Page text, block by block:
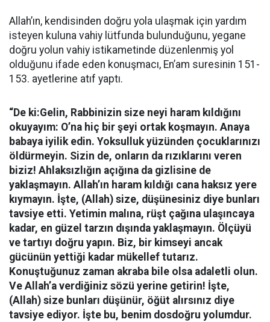
Allah’ın, kendisinden doğru yola ulaşmak için yardım
isteyen kuluna vahiy lütfunda bulunduğunu, yegane
doğru yolun vahiy istikametinde düzenlenmiş yol
olduğunu ifade eden konuşmacı, En’am suresinin 151-
153. ayetlerine atıf yaptı.
“De ki:Gelin, Rabbinizin size neyi haram kıldığını
okuyayım: O’na hiç bir şeyi ortak koşmayın. Anaya
babaya iyilik edin. Yoksulluk yüzünden çocuklarınızı
öldürmeyin. Sizin de, onların da rızıklarını veren
biziz! Ahlaksızlığın açığına da gizlisine de
yaklaşmayın. Allah’ın haram kıldığı cana haksız yere
kıymayın. İşte, (Allah) size, düşünesiniz diye bunları
tavsiye etti. Yetimin malına, rüşt çağına ulaşıncaya
kadar, en güzel tarzın dışında yaklaşmayın. Ölçüyü
ve tartıyı doğru yapın. Biz, bir kimseyi ancak
gücünün yettiği kadar mükellef tutarız.
Konuştuğunuz zaman akraba bile olsa adaletli olun.
Ve Allah’a verdiğiniz sözü yerine getirin! İşte,
(Allah) size bunları düşünür, öğüt alırsınız diye
tavsiye ediyor. İşte bu, benim dosdoğru yolumdur.